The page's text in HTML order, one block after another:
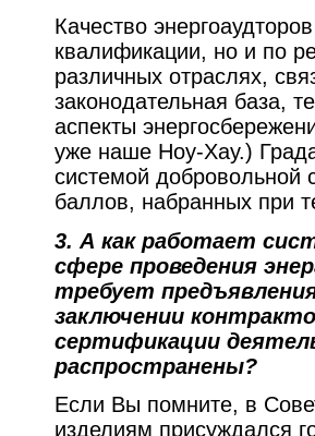
Качество
квалификации, но и по
различных отраслях,
законодательная база,
аспекты
уже наше Ноу-Хау.)
системой добровольной
баллов, набранных при
3. А как работает
сфере проведения
требует
заключении
сертификации
распространены?
Если Вы помните, в
изделиям присуждался